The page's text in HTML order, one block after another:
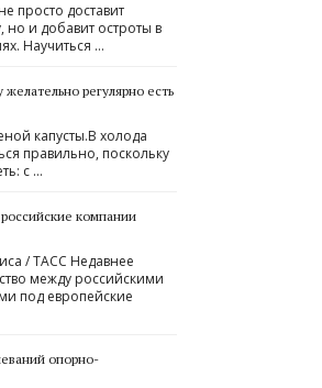
просто доставит
но и добавит остроты в
Научиться …
регулярно есть
капусты.В холода
правильно, поскольку
с …
компании
/ ТАСС Недавнее
между российскими
под европейские
опорно-